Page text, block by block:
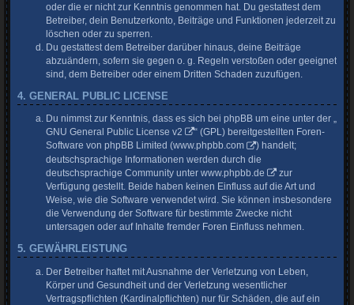
oder die er nicht zur Kenntnis genommen hat. Du gestattest dem
Betreiber, dein Benutzerkonto, Beiträge und Funktionen jederzeit zu
löschen oder zu sperren.
Du gestattest dem Betreiber darüber hinaus, deine Beiträge
abzuändern, sofern sie gegen o. g. Regeln verstoßen oder geeignet
sind, dem Betreiber oder einem Dritten Schaden zuzufügen.
4. GENERAL PUBLIC LICENSE
Du nimmst zur Kenntnis, dass es sich bei phpBB um eine unter der „
GNU General Public License v2
“ (GPL) bereitgestellten Foren-
Software von phpBB Limited (www.phpbb.com
) handelt;
deutschsprachige Informationen werden durch die
deutschsprachige Community unter www.phpbb.de
zur
Verfügung gestellt. Beide haben keinen Einfluss auf die Art und
Weise, wie die Software verwendet wird. Sie können insbesondere
die Verwendung der Software für bestimmte Zwecke nicht
untersagen oder auf Inhalte fremder Foren Einfluss nehmen.
5. GEWÄHRLEISTUNG
Der Betreiber haftet mit Ausnahme der Verletzung von Leben,
Körper und Gesundheit und der Verletzung wesentlicher
Vertragspflichten (Kardinalpflichten) nur für Schäden, die auf ein